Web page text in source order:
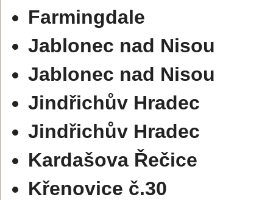
Farmingdale
Jablonec nad Nisou
Jablonec nad Nisou
Jindřichův Hradec
Jindřichův Hradec
Kardašova Řečice
Křenovice č.30